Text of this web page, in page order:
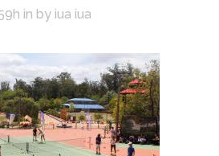
in by iua iua